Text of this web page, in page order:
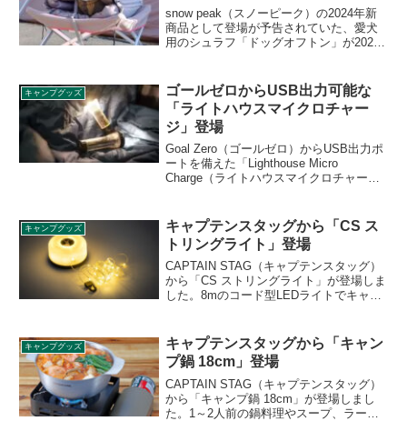
snow peak（スノーピーク）の2024年新
商品として登場が予告されていた、愛犬
用のシュラフ「ドッグオフトン」が2024
ンちゃん用にリデザインした製品で、小
型～中型犬に対応します。詳細をレビュ
ーします。
キャンプグッズ
ゴールゼロからUSB出力可能な
「ライトハウスマイクロチャー
ジ」登場
Goal Zero（ゴールゼロ）からUSB出力ポ
ートを備えた「Lighthouse Micro
Charge（ライトハウスマイクロチャー
イトとして使えるだけでなく、モバイル
バッテリーとしても使えます。詳細をレ
ビューします。
キャンプグッズ
キャプテンスタッグから「CS ス
トリングライト」登場
CAPTAIN STAG（キャプテンスタッグ）
から「CS ストリングライト」が登場しま
した。8mのコード型LEDライトでキャン
使うことができ、テント出入口やインナ
ーテントの照明や飾り付けにぴったりの
アイテムです。詳細をレビューします。
キャンプグッズ
キャプテンスタッグから「キャン
プ鍋 18cm」登場
CAPTAIN STAG（キャプテンスタッグ）
から「キャンプ鍋 18cm」が登場しまし
た。1～2人前の鍋料理やスープ、ラーメ